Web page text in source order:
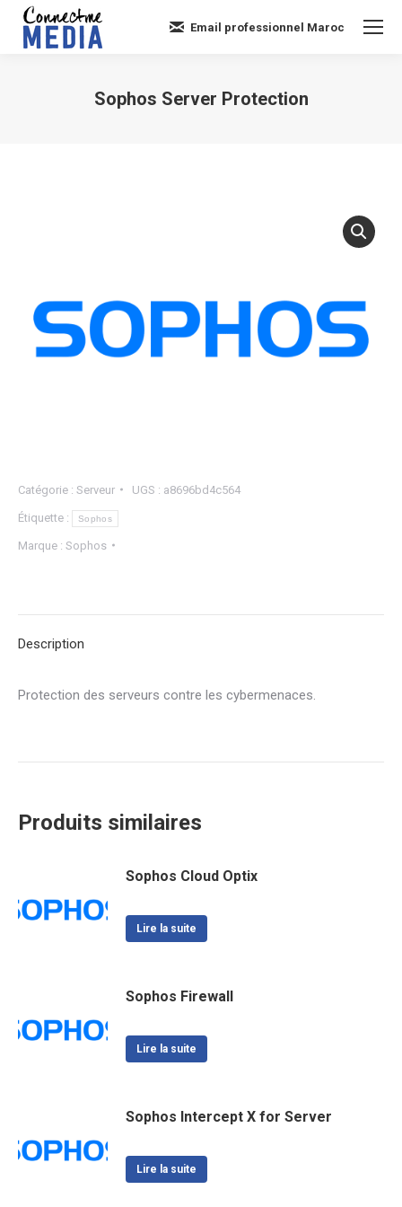
Email professionnel Maroc
Sophos Server Protection
Catégorie : Serveur UGS : a8696bd4c564
Étiquette : Sophos
Marque : Sophos
Description
Protection des serveurs contre les cybermenaces.
Produits similaires
Sophos Cloud Optix
Lire la suite
Sophos Firewall
Lire la suite
Sophos Intercept X for Server
Lire la suite